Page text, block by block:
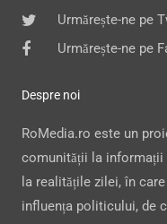
Urmărește-ne pe
Urmărește-ne pe
Despre noi
RoMedia.ro este un
comunității la informații
la realitățile zilei, în
influența politicului, de